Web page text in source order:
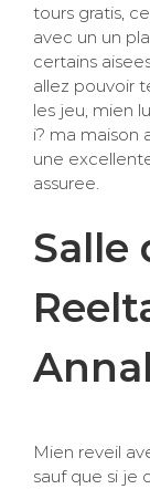
tours gratis,
avec un un
certains
allez pouvoir
les jeu, mien
i? ma maison
une
assuree.
Salle
Mien reveil
sauf que si je